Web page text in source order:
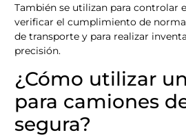
También se utilizan para controlar
verificar el cumplimiento de
de transporte y para realizar
precisión.
¿Cómo utilizar
para camiones
segura?